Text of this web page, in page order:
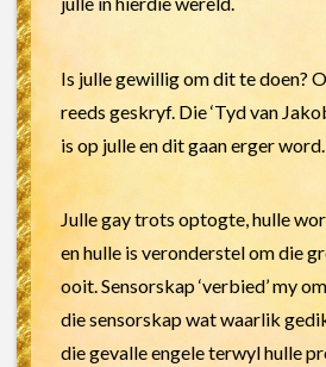
Is julle gewillig om dit te doen?
reeds geskryf. Die ‘Tyd van
is op julle en dit gaan erger word.
Julle gay trots optogte, hulle
en hulle is veronderstel om die
ooit. Sensorskap ‘verbied’ my
die sensorskap wat waarlik
die gevalle engele terwyl hulle